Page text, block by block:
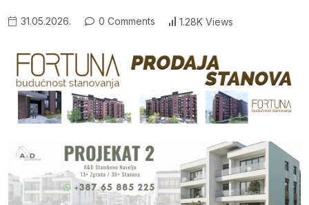
31.05.2026. 0 Comments 1.28K Views